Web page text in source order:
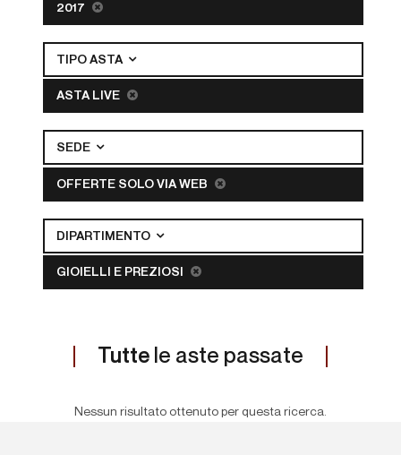
2017
TIPO ASTA
ASTA LIVE
SEDE
OFFERTE SOLO VIA WEB
DIPARTIMENTO
GIOIELLI E PREZIOSI
Tutte le aste passate
Nessun risultato ottenuto per questa ricerca.